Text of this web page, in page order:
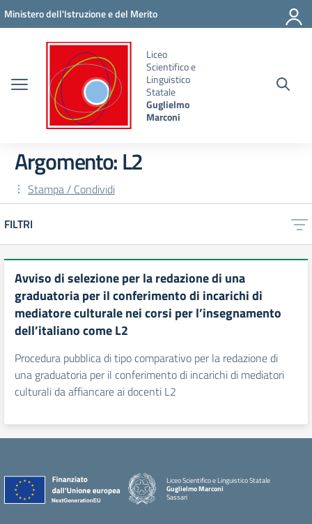
Vai ai contenuti
Vai al menu di navigazione
Vai al footer
Ministero dell'Istruzione e del Merito
Liceo
Scientifico e
Linguistico
Statale
Guglielmo
Marconi
Argomento: L2
Stampa / Condividi
FILTRI
Avviso di selezione per la redazione di una
graduatoria per il conferimento di incarichi di
mediatore culturale nei corsi per l’insegnamento
dell’italiano come L2
Procedura pubblica di tipo comparativo per la redazione di
una graduatoria per il conferimento di incarichi di mediatori
culturali da affiancare ai docenti L2
Liceo Scientifico e Linguistico Statale
Guglielmo Marconi
Sassari